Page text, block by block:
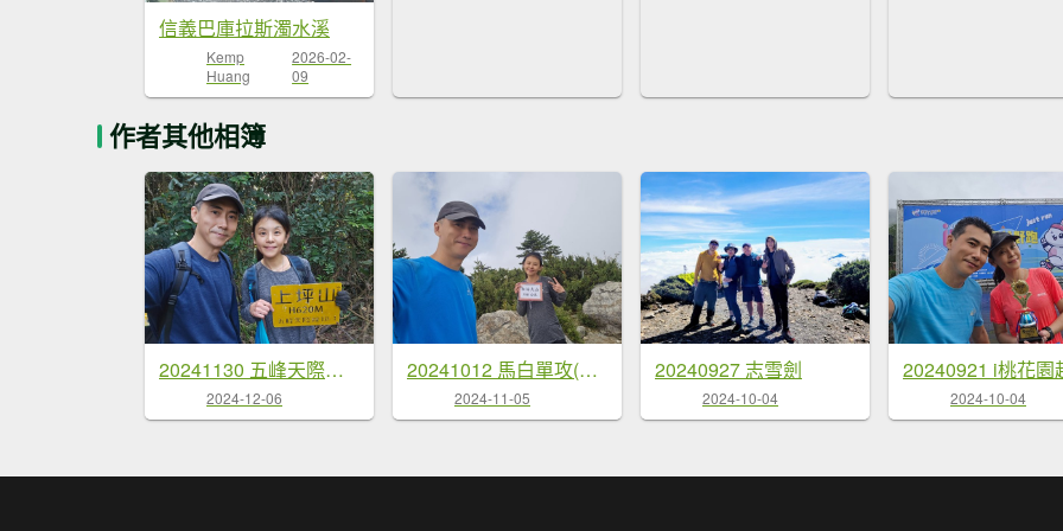
信義巴庫拉斯濁水溪
Kemp
Huang
2026-02-
09
作者其他相簿
20241130 五峰天際線(逆)
2024-12-06
20241012 馬白單攻(馬崙山、白姑大山)
2024-11-05
20240927 志雪劍
2024-10-04
20240921 i桃花園
2024-10-04